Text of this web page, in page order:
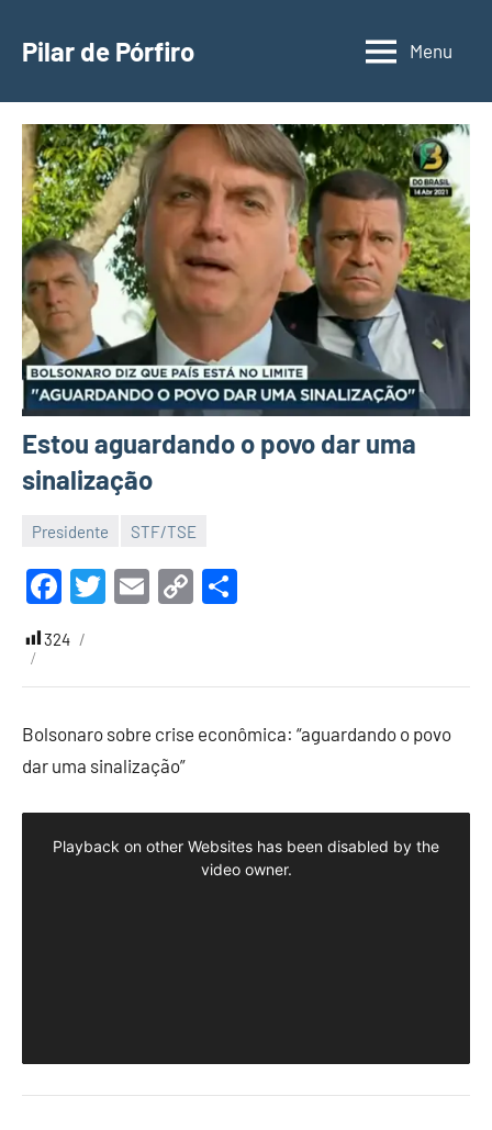
para
conteúdo
Pilar de Pórfiro Menu
Estou aguardando o povo dar uma
sinalização
Presidente STF/TSE
de
abril
de
2022
Facebook
Twitter
Email
Copy
324
Bolsonaro sobre crise econômica: “aguardando o povo
dar uma sinalização”